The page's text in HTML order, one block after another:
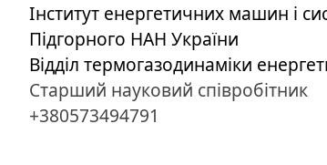
Інститут енергетичних машин і
Підгорного НАН України
Відділ термогазодинаміки
Старший науковий співробітник
+380573494791